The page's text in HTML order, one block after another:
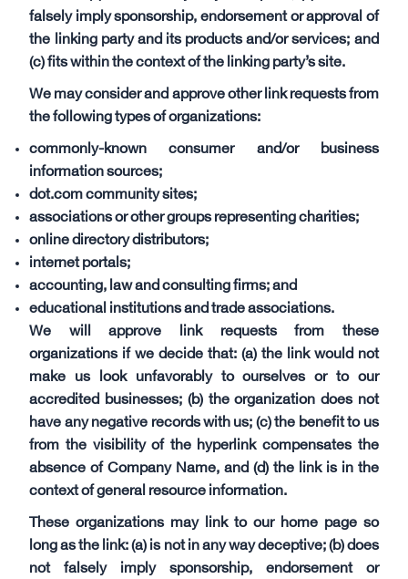
falsely imply sponsorship, endorsement or approval of
the linking party and its products and/or services; and
(c) fits within the context of the linking party’s site.
We may consider and approve other link requests from
the following types of organizations:
commonly-known consumer and/or business
information sources;
dot.com community sites;
associations or other groups representing charities;
online directory distributors;
internet portals;
accounting, law and consulting firms; and
educational institutions and trade associations.
We will approve link requests from these
organizations if we decide that: (a) the link would not
make us look unfavorably to ourselves or to our
accredited businesses; (b) the organization does not
have any negative records with us; (c) the benefit to us
from the visibility of the hyperlink compensates the
absence of Company Name, and (d) the link is in the
context of general resource information.
These organizations may link to our home page so
long as the link: (a) is not in any way deceptive; (b) does
not falsely imply sponsorship, endorsement or